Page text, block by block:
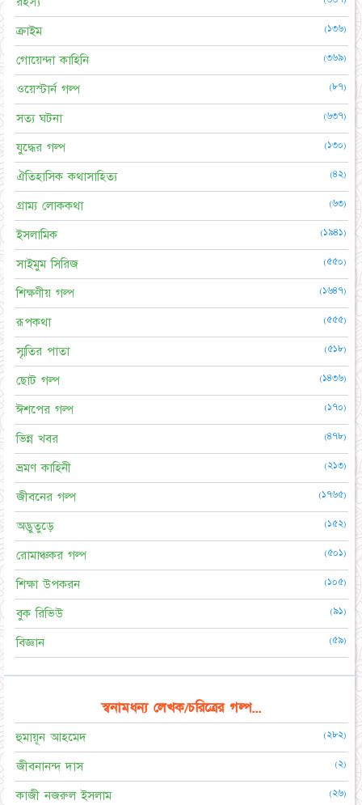
ক্রাইম (১৩৬)
গোয়েন্দা কাহিনি (৩৬৯)
ওয়েস্টার্ন গল্প (৮৭)
সত্য ঘটনা (৬৩৭)
যুদ্ধের গল্প (১৩০)
ঐতিহাসিক কথাসাহিত্য (৪২)
গ্রাম্য লোককথা (৬৩)
ইসলামিক (১৯৪১)
সাইমুম সিরিজ (৫৫০)
শিক্ষণীয় গল্প (১৬৪৭)
রূপকথা (৫৫৫)
স্মৃতির পাতা (৫১৮)
ছোট গল্প (১৪৩৬)
ঈশপের গল্প (১৭০)
ভিন্ন খবর (৪৭৮)
ভ্রমণ কাহিনী (২১৩)
জীবনের গল্প (১৭৬৫)
অদ্ভুতুড়ে (১৫২)
রোমাঞ্চকর গল্প (৫০১)
শিক্ষা উপকরন (১০৫)
বুক রিভিউ (৯১)
বিজ্ঞান (৫৯)
স্বনামধন্য লেখক/চরিত্রের গল্প...
হুমায়ূন আহমেদ (২৮২)
জীবনানন্দ দাস (২)
কাজী নজরুল ইসলাম (২৬)